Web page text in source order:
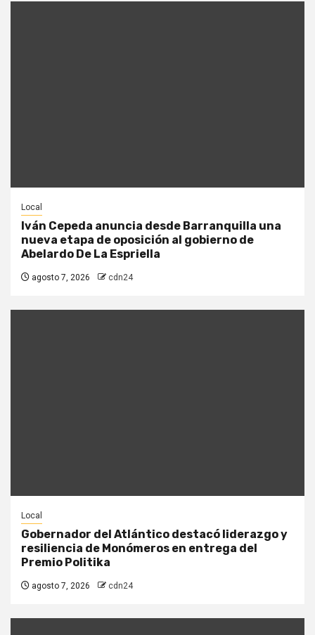
Local
Iván Cepeda anuncia desde Barranquilla una
nueva etapa de oposición al gobierno de
Abelardo De La Espriella
agosto 7, 2026 cdn24
Local
Gobernador del Atlántico destacó liderazgo y
resiliencia de Monómeros en entrega del
Premio Politika
agosto 7, 2026 cdn24